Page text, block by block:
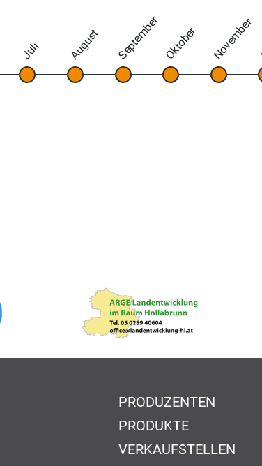
Juli August September Oktober November
PRODUZENTEN
PRODUKTE
VERKAUFSTELLEN